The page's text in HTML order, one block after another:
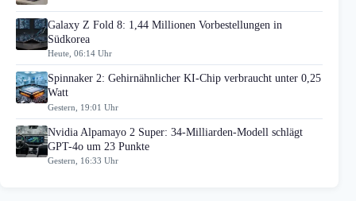
Galaxy Z Fold 8: 1,44 Millionen Vorbestellungen in
Südkorea
Heute, 06:14 Uhr
Spinnaker 2: Gehirnähnlicher KI-Chip verbraucht unter 0,25
Watt
Gestern, 19:01 Uhr
Nvidia Alpamayo 2 Super: 34-Milliarden-Modell schlägt
GPT-4o um 23 Punkte
Gestern, 16:33 Uhr